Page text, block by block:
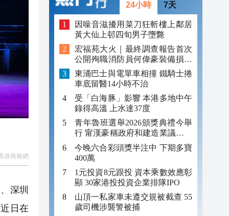
港商報網
深圳
日在
24小時 7天
因噪音滋擾用菜刀狂斬樓上鄰居
黃大仙上邨四旬男子墮斃
宏福苑大火｜最終調查報告首次
公開殉職消防員何偉豪裝備損毀
照片
東涌巴士與電單車相撞 鐵騎士捲
車底留醫14小時不治
受「白海豚」影響 本港多地中午
錄得高溫 上水達37度
青年魯班選舉2026頒獎典禮今舉
行 甯漢豪稱政府和建造業議會做
好培訓工作
今晚六合彩頭獎半注中 下期多寶
400萬
1元投資8元跟投 資本乘數效應彰
顯 30家港投投資企業排隊IPO
山頂一私家車未遵交規被截查 55
歲司機涉襲警被捕